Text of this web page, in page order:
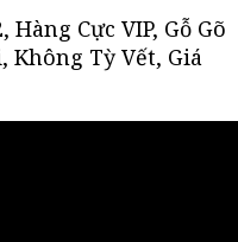
Hàng Cực VIP, Gỗ Gõ
Không Tỳ Vết, Giá